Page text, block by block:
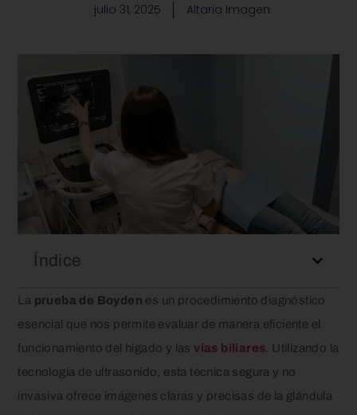
julio 31, 2025 Altaria Imagen
Índice
La prueba de Boyden es un procedimiento diagnóstico
esencial que nos permite evaluar de manera eficiente el
funcionamiento del hígado y lasvías biliares. Utilizando la
tecnología de ultrasonido, esta técnica segura y no
invasiva ofrece imágenes claras y precisas de la glándula